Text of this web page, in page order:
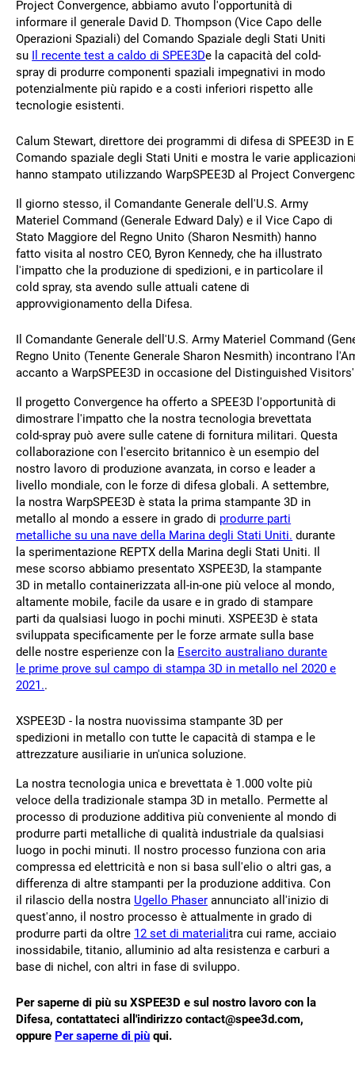
Project Convergence, abbiamo avuto l'opportunità di
informare il generale David D. Thompson (Vice Capo delle
Operazioni Spaziali) del Comando Spaziale degli Stati Uniti
su
Il recente test a caldo di SPEE3De la capacità del cold-
spray di produrre componenti spaziali impegnativi in modo
potenzialmente più rapido e a costi inferiori rispetto alle
tecnologie esistenti.
Calum Stewart, direttore dei programmi di difesa di SPEE3D in
Comando spaziale degli Stati Uniti e mostra le varie
hanno stampato utilizzando WarpSPEE3D al Project
Il giorno stesso, il Comandante Generale dell'U.S. Army
Materiel Command (Generale Edward Daly) e il Vice Capo di
Stato Maggiore del Regno Unito (Sharon Nesmith) hanno
fatto visita al nostro CEO, Byron Kennedy, che ha illustrato
l'impatto che la produzione di spedizioni, e in particolare il
cold spray, sta avendo sulle attuali catene di
approvvigionamento della Difesa.
Il Comandante Generale dell'U.S. Army Materiel Command
Regno Unito (Tenente Generale Sharon Nesmith) incontrano
accanto a WarpSPEE3D in occasione del Distinguished
Il progetto Convergence ha offerto a SPEE3D l'opportunità di
dimostrare l'impatto che la nostra tecnologia brevettata
cold-spray può avere sulle catene di fornitura militari. Questa
collaborazione con l'esercito britannico è un esempio del
nostro lavoro di produzione avanzata, in corso e leader a
livello mondiale, con le forze di difesa globali. A settembre,
la nostra WarpSPEE3D è stata la prima stampante 3D in
metallo al mondo a essere in grado di produrre parti
metalliche su una nave della Marina degli Stati Uniti. durante
la sperimentazione REPTX della Marina degli Stati Uniti. Il
mese scorso abbiamo presentato XSPEE3D, la stampante
3D in metallo containerizzata all-in-one più veloce al mondo,
altamente mobile, facile da usare e in grado di stampare
parti da qualsiasi luogo in pochi minuti. XSPEE3D è stata
sviluppata specificamente per le forze armate sulla base
delle nostre esperienze con la Esercito australiano durante
le prime prove sul campo di stampa 3D in metallo nel 2020 e
2021..
XSPEE3D - la nostra nuovissima stampante 3D per
spedizioni in metallo con tutte le capacità di stampa e le
attrezzature ausiliarie in un'unica soluzione.
La nostra tecnologia unica e brevettata è 1.000 volte più
veloce della tradizionale stampa 3D in metallo. Permette al
processo di produzione additiva più conveniente al mondo di
produrre parti metalliche di qualità industriale da qualsiasi
luogo in pochi minuti. Il nostro processo funziona con aria
compressa ed elettricità e non si basa sull'elio o altri gas, a
differenza di altre stampanti per la produzione additiva. Con
il rilascio della nostra Ugello Phaser annunciato all'inizio di
quest'anno, il nostro processo è attualmente in grado di
produrre parti da oltre 12 set di materialitra cui rame, acciaio
inossidabile, titanio, alluminio ad alta resistenza e carburi a
base di nichel, con altri in fase di sviluppo.
Per saperne di più su XSPEE3D e sul nostro lavoro con la
Difesa, contattateci all'indirizzo contact@spee3d.com,
oppure Per saperne di più qui.